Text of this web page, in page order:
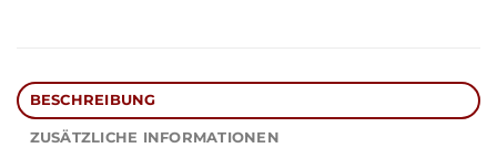
BESCHREIBUNG
ZUSÄTZLICHE INFORMATIONEN